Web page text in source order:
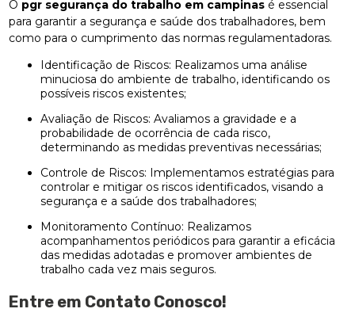
O pgr segurança do trabalho em campinas é essencial
para garantir a segurança e saúde dos trabalhadores, bem
como para o cumprimento das normas regulamentadoras.
minuciosa do ambiente de trabalho, identificando os
possíveis riscos existentes;
Avaliação de Riscos: Avaliamos a gravidade e a
probabilidade de ocorrência de cada risco,
determinando as medidas preventivas necessárias;
Controle de Riscos: Implementamos estratégias para
controlar e mitigar os riscos identificados, visando a
segurança e a saúde dos trabalhadores;
Monitoramento Contínuo: Realizamos
acompanhamentos periódicos para garantir a eficácia
das medidas adotadas e promover ambientes de
trabalho cada vez mais seguros.
Entre em Contato Conosco!